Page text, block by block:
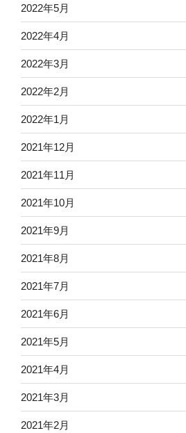
2022年5月
2022年4月
2022年3月
2022年2月
2022年1月
2021年12月
2021年11月
2021年10月
2021年9月
2021年8月
2021年7月
2021年6月
2021年5月
2021年4月
2021年3月
2021年2月